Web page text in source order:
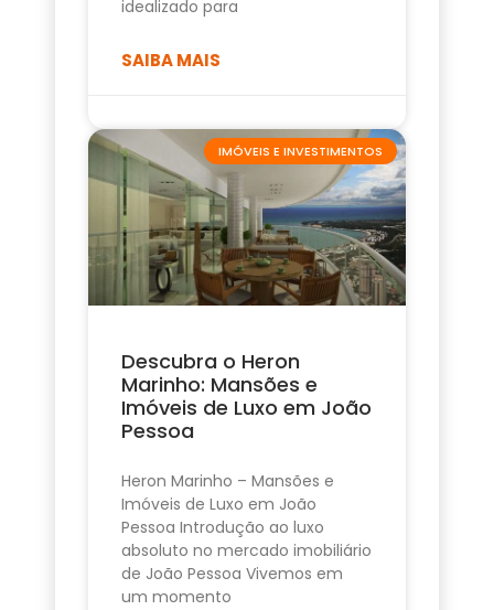
idealizado para
SAIBA MAIS
IMÓVEIS E INVESTIMENTOS
Descubra o Heron
Marinho: Mansões e
Imóveis de Luxo em João
Pessoa
Heron Marinho – Mansões e
Imóveis de Luxo em João
Pessoa Introdução ao luxo
absoluto no mercado imobiliário
de João Pessoa Vivemos em
um momento